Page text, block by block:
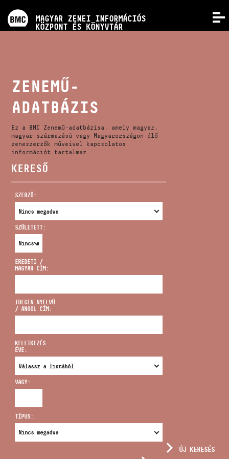
MAGYAR ZENEI INFORMÁCIÓS
KÖZPONT ÉS KÖNYVTÁR
KÉPZÉSEK
KIADVÁNYOK
RÓLUNK
VIDEÓ GALÉRIA
CÍM
infokozpont@bmc.hu
TELEFON
NYITVA TARTÁS
ZENEMŰ-
ADATBÁZIS
Ez a BMC Zenemű-adatbázisa, amely magyar,
magyar származású vagy Magyarországon élő
zeneszerzők műveivel kapcsolatos
információt tartalmaz.
KERESŐ
SZERZŐ:
SZÜLETETT:
EREDETI /
MAGYAR CÍM:
IDEGEN NYELVŰ
/ ANGOL CÍM:
KELETKEZÉS
ÉVE:
VAGY:
TÍPUS:
ÚJ KERESÉS